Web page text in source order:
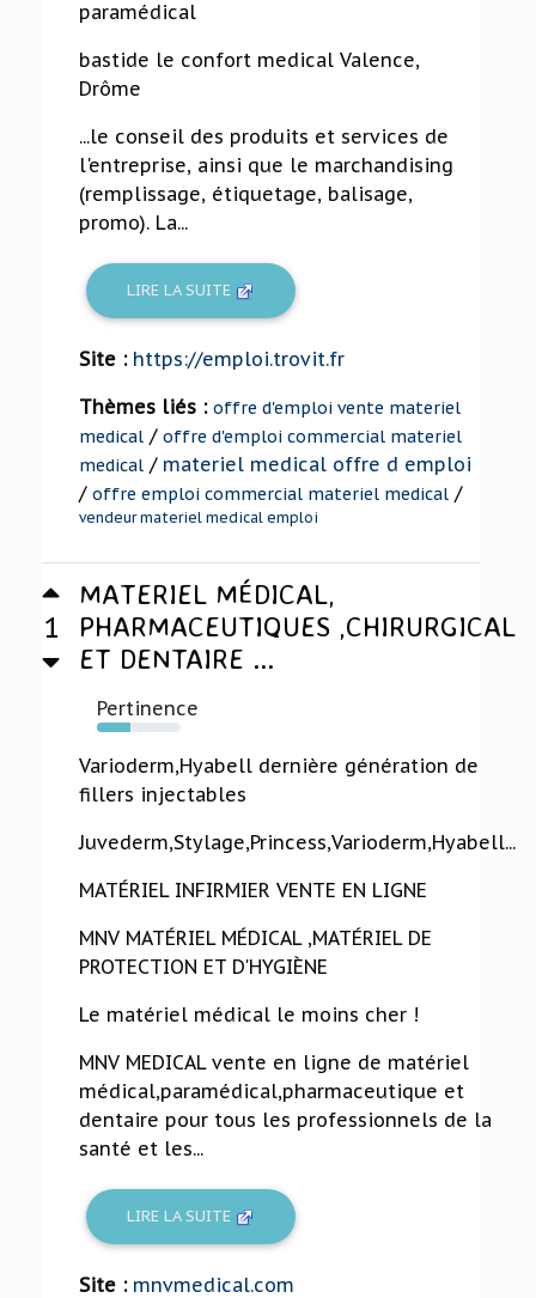
paramédical
bastide le confort medical Valence,
Drôme
...le conseil des produits et services de
l'entreprise, ainsi que le marchandising
(remplissage, étiquetage, balisage,
promo). La...
LIRE LA SUITE
Site : https://emploi.trovit.fr
Thèmes liés : offre d'emploi vente materiel
medical / offre d'emploi commercial materiel
medical / materiel medical offre d emploi
/ offre emploi commercial materiel medical /
vendeur materiel medical emploi
1
MATERIEL MÉDICAL,
PHARMACEUTIQUES ,CHIRURGICAL
ET DENTAIRE ...
Pertinence
40%
Varioderm,Hyabell dernière génération de
fillers injectables
Juvederm,Stylage,Princess,Varioderm,Hyabell...
MATÉRIEL INFIRMIER VENTE EN LIGNE
MNV MATÉRIEL MÉDICAL ,MATÉRIEL DE
PROTECTION ET D'HYGIÈNE
Le matériel médical le moins cher !
MNV MEDICAL vente en ligne de matériel
médical,paramédical,pharmaceutique et
dentaire pour tous les professionnels de la
santé et les...
LIRE LA SUITE
Site : mnvmedical.com